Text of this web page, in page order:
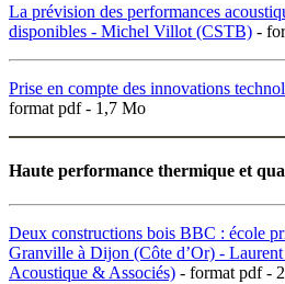
La prévision des performances
disponibles - Michel Villot (CSTB) -
Prise en compte des innovations
format pdf - 1,7 Mo
Haute performance thermique et
Deux constructions bois BBC : école
Granville à Dijon (Côte d’Or) -
Acoustique & Associés) - format pdf -